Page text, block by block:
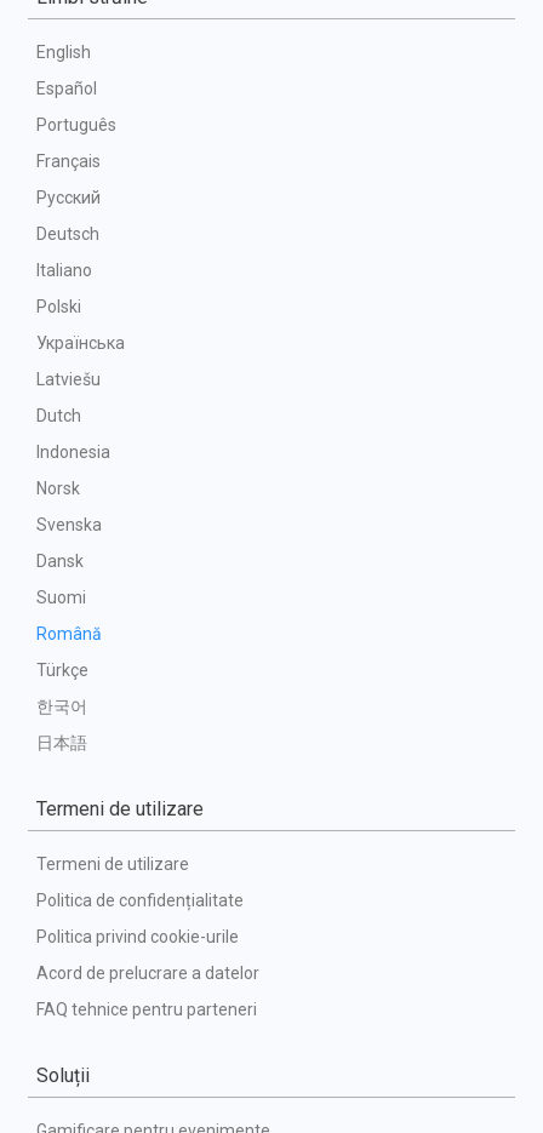
English
Español
Português
Français
Русский
Deutsch
Italiano
Polski
Українська
Latviešu
Dutch
Indonesia
Norsk
Svenska
Dansk
Suomi
Română
Türkçe
한국어
日本語
Termeni de utilizare
Termeni de utilizare
Politica de confidențialitate
Politica privind cookie-urile
Acord de prelucrare a datelor
FAQ tehnice pentru parteneri
Soluții